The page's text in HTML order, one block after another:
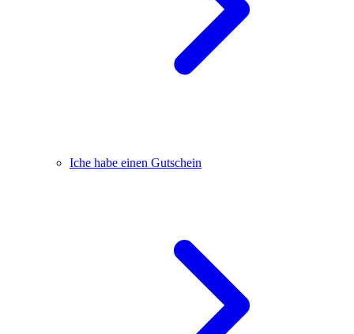
Iche habe einen Gutschein